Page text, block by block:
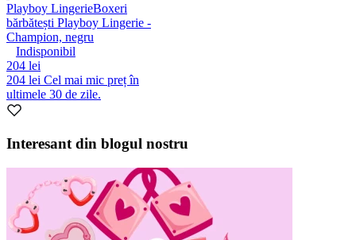
Playboy LingerieBoxeri
bărbătești Playboy Lingerie -
Champion, negru
Indisponibil
204 lei
204 lei Cel mai mic preț în
ultimele 30 de zile.
Interesant din blogul nostru